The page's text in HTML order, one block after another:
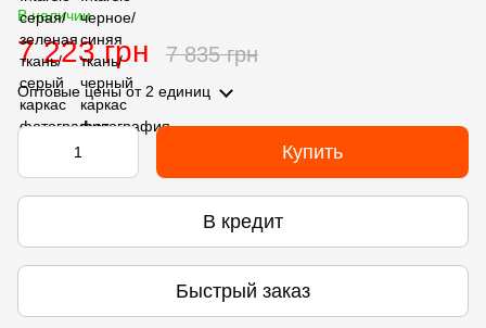
В наличии
7 223 грн 7 835 грн
Оптовые ценыот 2 единиц
Купить
В кредит
Быстрый заказ